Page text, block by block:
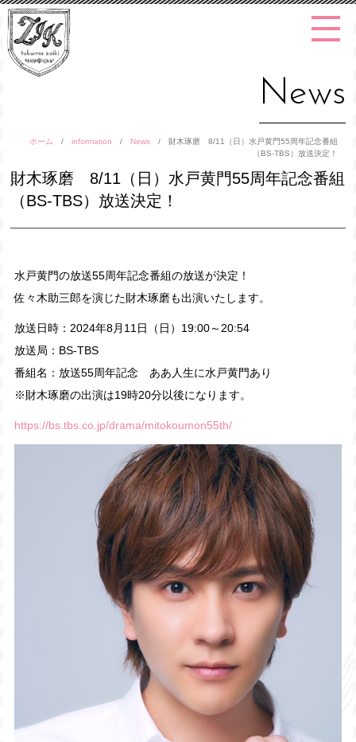
News
ホーム / information / News /
財木琢磨 8/11（日）水戸黄門55周年記念番組
（BS-TBS）放送決定！
財木琢磨 8/11（日）水戸黄門55周年記念番組
（BS-TBS）放送決定！
水戸黄門の放送55周年記念番組の放送が決定！
佐々木助三郎を演じた財木琢磨も出演いたします。
放送日時：2024年8月11日（日）19:00～20:54
放送局：BS-TBS
番組名：放送55周年記念 ああ人生に水戸黄門あり
※財木琢磨の出演は19時20分以後になります。
https://bs.tbs.co.jp/drama/mitokoumon55th/